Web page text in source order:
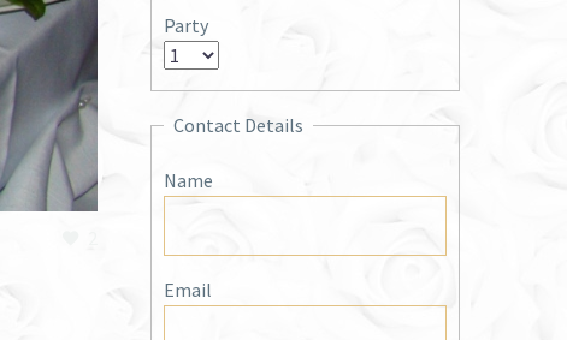
Party
Contact Details
Name
Email